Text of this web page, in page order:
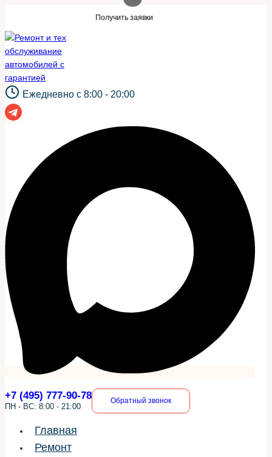
содержимому
Нужны заявки для автосервиса
Ежедневно с 8:00 - 20:00
+7 (495) 777-90-78
ПН - ВС: 8:00 - 21:00
Обратный звонок
Главная
Ремонт